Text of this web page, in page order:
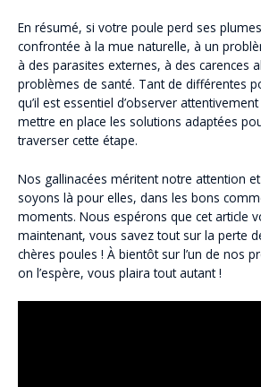
En résumé, si votre poule perd ses
confrontée à la mue naturelle, à un
à des parasites externes, à des carences
problèmes de santé. Tant de différentes
qu’il est essentiel d’observer
mettre en place les solutions adaptées
traverser cette étape.
Nos gallinacées méritent notre attention
soyons là pour elles, dans les bons
moments. Nous espérons que cet article
maintenant, vous savez tout sur la perte
chères poules ! À bientôt sur l’un de nos
on l’espère, vous plaira tout autant !